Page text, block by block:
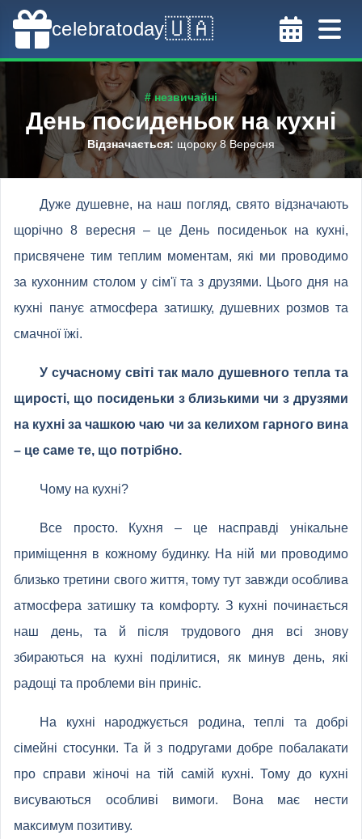
celebratoday🇺🇦
# незвичайні
День посиденьок на кухні
Відзначається: щороку 8 Вересня
Дуже душевне, на наш погляд, свято відзначають
щорічно 8 вересня – це День посиденьок на кухні,
присвячене тим теплим моментам, які ми проводимо
за кухонним столом у сім'ї та з друзями. Цього дня на
кухні панує атмосфера затишку, душевних розмов та
смачної їжі.
У сучасному світі так мало душевного тепла та
щирості, що посиденьки з близькими чи з друзями
на кухні за чашкою чаю чи за келихом гарного вина
– це саме те, що потрібно.
Чому на кухні?
Все просто. Кухня – це насправді унікальне
приміщення в кожному будинку. На ній ми проводимо
близько третини свого життя, тому тут завжди особлива
атмосфера затишку та комфорту. З кухні починається
наш день, та й після трудового дня всі знову
збираються на кухні поділитися, як минув день, які
радощі та проблеми він приніс.
На кухні народжується родина, теплі та добрі
сімейні стосунки. Та й з подругами добре побалакати
про справи жіночі на тій самій кухні. Тому до кухні
висуваються особливі вимоги. Вона має нести
максимум позитиву.